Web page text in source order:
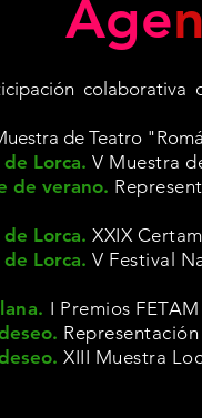
Age
colaborativa
de Teatro
de Lorca.V Muestra
de verano.
de Lorca.XXIX
de Lorca.V Festival
I Premios
XIII Muestra